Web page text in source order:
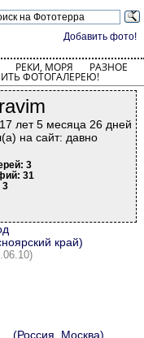
Добавить фото!
РЕКИ, МОРЯ РАЗНОЕ
ФОТОГАЛЕРЕЮ!
лет 5 месяца 26 дней
на сайт: давно
3
31
3
край)
(Россия, Москва)